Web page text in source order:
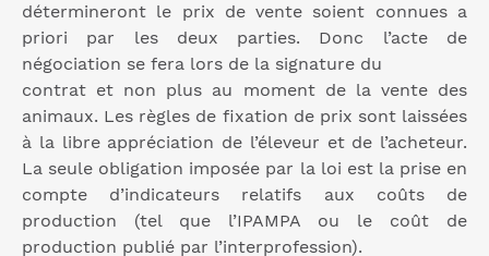
détermineront le prix de vente soient connues a
priori par les deux parties. Donc l’acte de
négociation se fera lors de la signature du
contrat et non plus au moment de la vente des
animaux. Les règles de fixation de prix sont laissées
à la libre appréciation de l’éleveur et de l’acheteur.
La seule obligation imposée par la loi est la prise en
compte d’indicateurs relatifs aux coûts de
production (tel que l’IPAMPA ou le coût de
production publié par l’interprofession).